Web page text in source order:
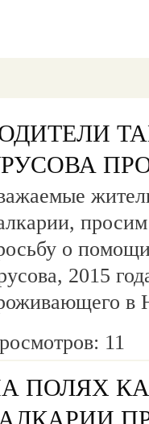
о
2015
в
11
ПОЛЯХ